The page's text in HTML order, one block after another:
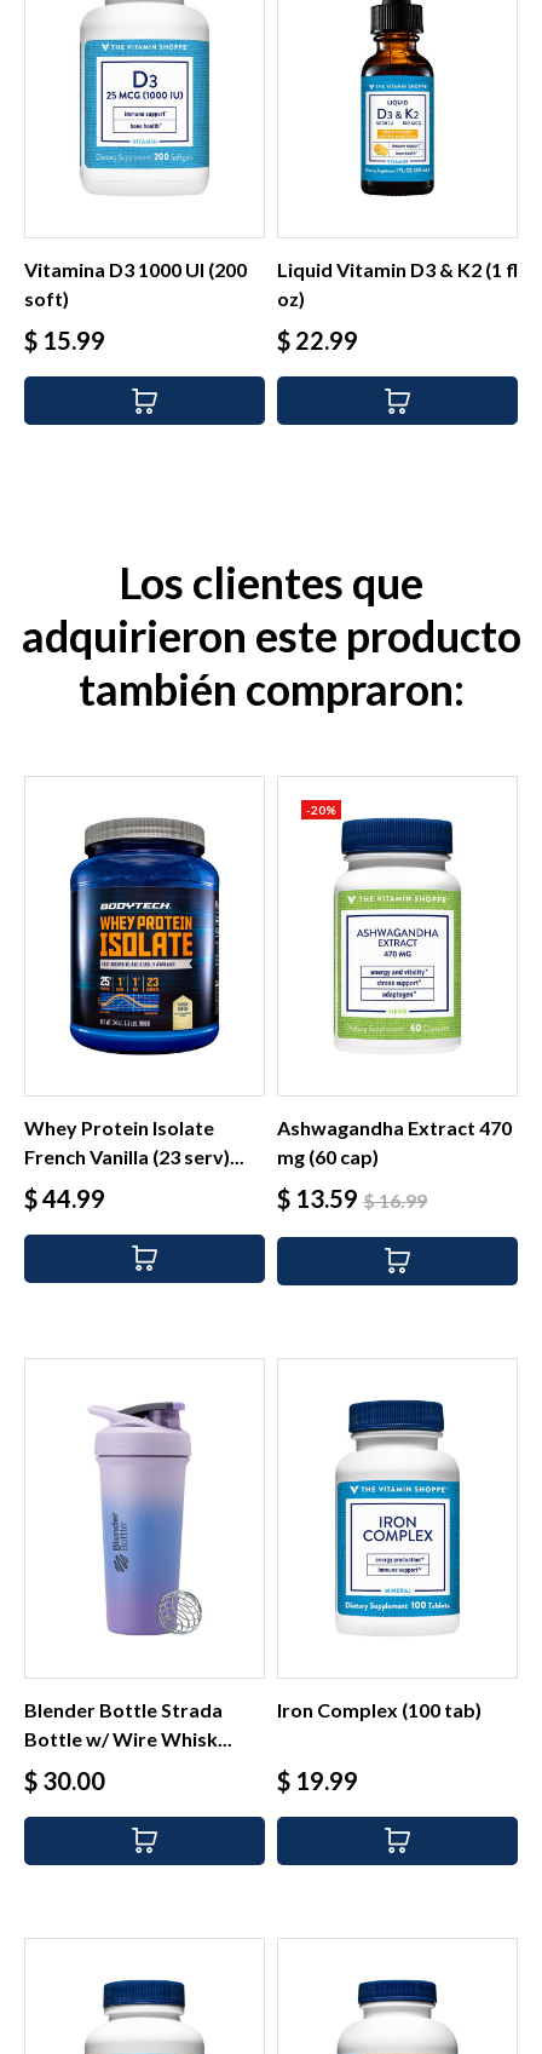
Vitamina D3 1000 UI (200
soft)
Precio
$ 15.99
Liquid Vitamin D3 & K2 (1 fl
oz)
Precio
$ 22.99
Los clientes que
adquirieron este producto
también compraron:
Whey Protein Isolate
French Vanilla (23 serv)...
Precio
$ 44.99
Ashwagandha Extract 470
mg (60 cap)
Precio
$ 13.59 Precio
$ 16.99
-20%
Blender Bottle Strada
Bottle w/ Wire Whisk...
Precio
$ 30.00
Iron Complex (100 tab)
Precio
$ 19.99